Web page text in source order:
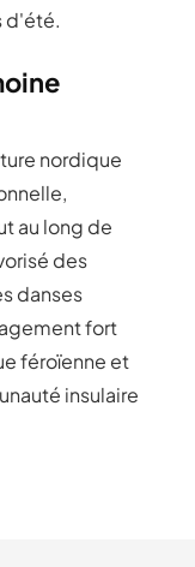
d'été.
nordique
au long de
des
danses
fort
féroïenne et
insulaire